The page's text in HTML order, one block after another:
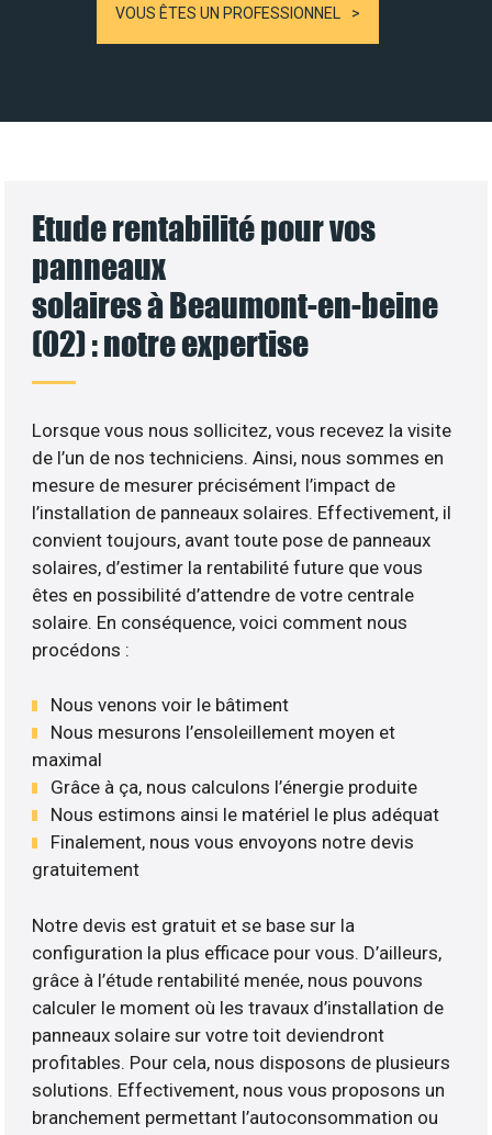
VOUS ÊTES UN PROFESSIONNEL
Etude rentabilité pour vos
panneaux
solaires à Beaumont-en-beine
(02) : notre expertise
Lorsque vous nous sollicitez, vous recevez la visite
de l’un de nos techniciens. Ainsi, nous sommes en
mesure de mesurer précisément l’impact de
l’installation de panneaux solaires. Effectivement, il
convient toujours, avant toute pose de panneaux
solaires, d’estimer la rentabilité future que vous
êtes en possibilité d’attendre de votre centrale
solaire. En conséquence, voici comment nous
procédons :
Nous venons voir le bâtiment
Nous mesurons l’ensoleillement moyen et
maximal
Grâce à ça, nous calculons l’énergie produite
Nous estimons ainsi le matériel le plus adéquat
Finalement, nous vous envoyons notre devis
gratuitement
Notre devis est gratuit et se base sur la
configuration la plus efficace pour vous. D’ailleurs,
grâce à l’étude rentabilité menée, nous pouvons
calculer le moment où les travaux d’installation de
panneaux solaire sur votre toit deviendront
profitables. Pour cela, nous disposons de plusieurs
solutions. Effectivement, nous vous proposons un
branchement permettant l’autoconsommation ou